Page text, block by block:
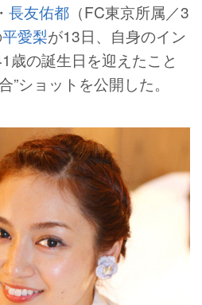
長友佑都 （FC東京所属／3
平愛梨が13日、自身のイン
歳の誕生日を迎えたこと
”ショットを公開した。